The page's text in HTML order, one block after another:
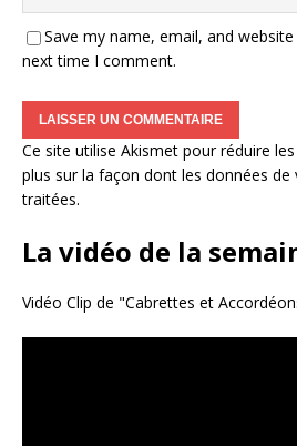
Save my name, email, and
next time I comment.
Ce site utilise Akismet pour réduire
plus sur la façon dont les données
traitées.
La vidéo de la
Vidéo Clip de "Cabrettes et